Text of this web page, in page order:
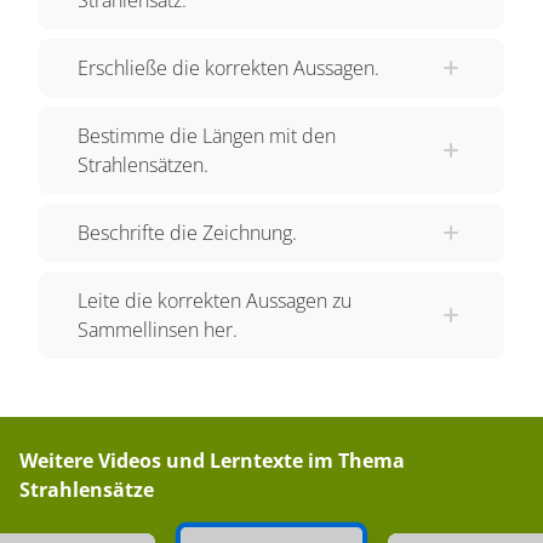
von S. Bei dieser Figur können wir den
der Durchmesser der Saturnringe, wir bezeichnen
sie mit 'x'. Die zugehörige Strecke ist die Größe
und 'b' verhalten sich zueinander wie die
Strahlen: Zum Saturn gehört die Strecke 'L1' zum
Bild des Saturns die Strecke 'L2'. Der zweite
auch gelten, wenn wir zuvor nicht punktspiegeln?
Erschließe die korrekten Aussagen.
Bestimme die Längen mit den
Strahlensätzen.
Beschrifte die Zeichnung.
Leite die korrekten Aussagen zu
Sammellinsen her.
Weitere Videos und Lerntexte im Thema
Strahlensätze